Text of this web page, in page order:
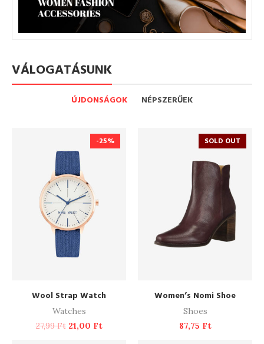
VÁLOGATÁSUNK
ÚJDONSÁGOK NÉPSZERŰEK
-25%
ADD TO CART
Wool Strap Watch
Watches
27,99Ft 21,00 Ft
SOLD OUT
READ MORE
Women’s Nomi Shoe
Shoes
87,75 Ft